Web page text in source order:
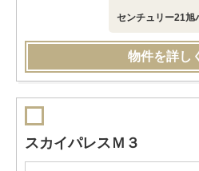
センチュリー21
物件を詳し
スカイパレスＭ３